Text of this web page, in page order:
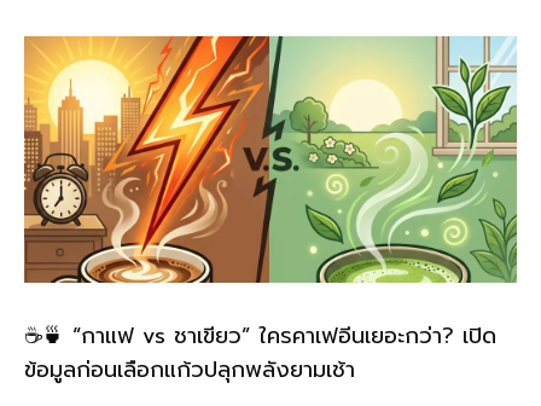
☕🍵 “กาแฟ vs ชาเขียว” ใครคาเฟอีนเยอะกว่า? เปิด
ข้อมูลก่อนเลือกแก้วปลุกพลังยามเช้า